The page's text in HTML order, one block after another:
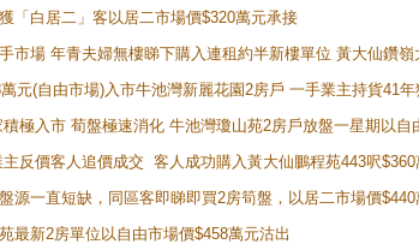
「白居二」客以居二市場價$320萬元承接
市場 年青夫婦無樓睇下購入連租約半新樓單位 黃大仙鑽
元(自由市場)入市牛池灣新麗花園2房戶 一手業主持貨41
極入市 荀盤極速消化 牛池灣瓊山苑2房戶放盤一星期以自
反價客人追價成交 客人成功購入黃大仙鵬程苑443呎
源一直短缺，同區客即睇即買2房筍盤，以居二市場價$440
最新2房單位以自由市場價$458萬元沽出